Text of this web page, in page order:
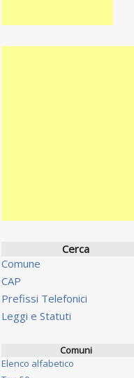
Cerca
Comune
CAP
Prefissi Telefonici
Leggi e Statuti
Comuni
Elenco alfabetico